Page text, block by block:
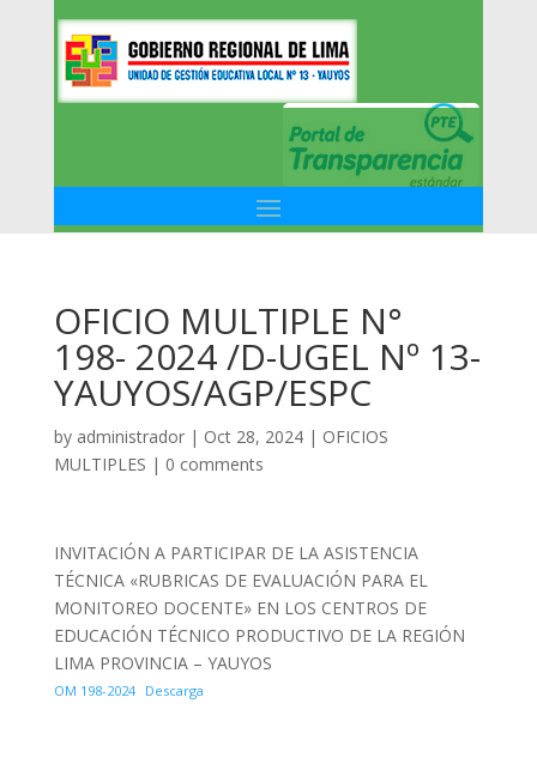
OFICIO MULTIPLE N°
198- 2024 /D-UGEL Nº 13-
YAUYOS/AGP/ESPC
by administrador| Oct 28, 2024| OFICIOS
MULTIPLES | 0 comments
INVITACIÓN A PARTICIPAR DE LA ASISTENCIA
TÉCNICA «RUBRICAS DE EVALUACIÓN PARA EL
MONITOREO DOCENTE» EN LOS CENTROS DE
EDUCACIÓN TÉCNICO PRODUCTIVO DE LA REGIÓN
LIMA PROVINCIA – YAUYOS
OM 198-2024 Descarga